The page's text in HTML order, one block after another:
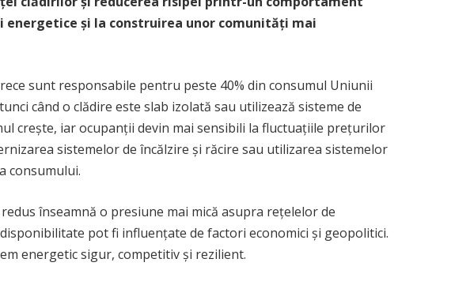
și la construirea unor comunități mai
sunt responsabile pentru peste 40% din consumul Uniunii
când o clădire este slab izolată sau utilizează sisteme de
crește, iar ocupanții devin mai sensibili la fluctuațiile prețurilor
sistemelor de încălzire și răcire sau utilizarea sistemelor
consumului.
înseamnă o presiune mai mică asupra rețelelor de
pot fi influențate de factori economici și geopolitici.
energetic sigur, competitiv și rezilient.